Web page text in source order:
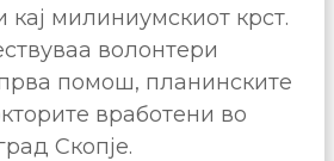
милиниумскиот крст.
волонтери
помош, планинските
вработени во
Скопје.